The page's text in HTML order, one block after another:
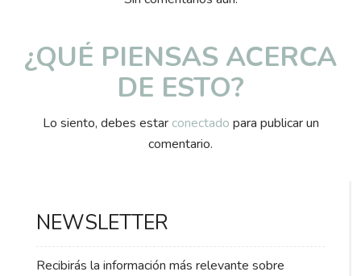
¿QUÉ PIENSAS ACERCA
DE ESTO?
Lo siento, debes estar conectado para publicar un
comentario.
NEWSLETTER
Recibirás la información más relevante sobre